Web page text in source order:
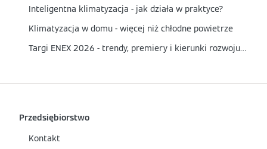
Inteligentna klimatyzacja - jak działa w praktyce?
Klimatyzacja w domu - więcej niż chłodne powietrze
Targi ENEX 2026 - trendy, premiery i kierunki rozwoju energetyki
Przedsiębiorstwo
Kontakt